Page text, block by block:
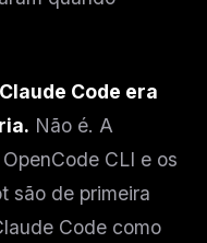
Code era
Não é. A
CLI e os
são de primeira
Code como